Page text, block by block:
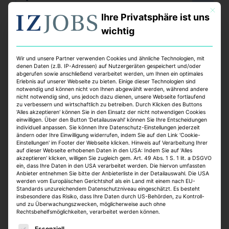
online seit 1 Woche
Technische Projektsteuerung für
den Bereich Sanierung /
Modernisierung von
Wohngebäuden und
Quartiersentwicklung (w/m/d)
Bundesanstalt für Immobilienaufgaben
Hannover, Oldenburg
online seit 1 Woche
Mit
Ihre Privatsphäre ist uns
wichtig
Wir und unsere Partner verwenden Cookies und ähnliche Technologien, mit
denen Daten (z.B. IP-Adressen) auf Nutzergeräten gespeichert und/oder
abgerufen sowie anschließend verarbeitet werden, um Ihnen ein optimales
Erlebnis auf unserer Webseite zu bieten. Einige dieser Technologien sind
notwendig und können nicht von Ihnen abgewählt werden, während andere
nicht notwendig sind, uns jedoch dazu dienen, unsere Webseite fortlaufend
zu verbessern und wirtschaftlich zu betreiben. Durch Klicken des Buttons
'Alles akzeptieren' können Sie in den Einsatz der nicht notwendigen Cookies
einwilligen. Über den Button 'Detailauswahl' können Sie Ihre Entscheidungen
individuell anpassen. Sie können Ihre Datenschutz-Einstellungen jederzeit
ändern oder Ihre Einwilligung widerrufen, indem Sie auf den Link 'Cookie-
Einstellungen' im Footer der Webseite klicken. Hinweis auf Verarbeitung Ihrer
auf dieser Webseite erhobenen Daten in den USA: Indem Sie auf 'Alles
akzeptieren' klicken, willigen Sie zugleich gem. Art. 49 Abs. 1 S. 1 lit. a DSGVO
ein, dass Ihre Daten in den USA verarbeitet werden. Die hiervon umfassten
Anbieter entnehmen Sie bitte der Anbieterliste in der Detailauswahl. Die USA
werden vom Europäischen Gerichtshof als ein Land mit einem nach EU-
Standards unzureichendem Datenschutzniveau eingeschätzt. Es besteht
insbesondere das Risiko, dass Ihre Daten durch US-Behörden, zu Kontroll-
und zu Überwachungszwecken, möglicherweise auch ohne
Rechtsbehelfsmöglichkeiten, verarbeitet werden können.
Es folgt eine Liste der Service-Gruppen, für die eine